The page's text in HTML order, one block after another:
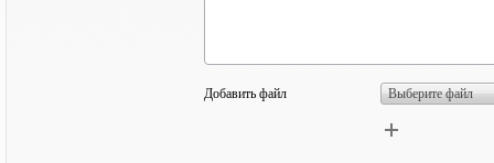
Добавить файл Выберите файл